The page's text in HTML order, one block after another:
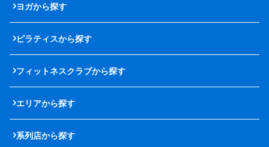
ヨガから探す
ピラティスから探す
フィットネスクラブから探す
エリアから探す
系列店から探す